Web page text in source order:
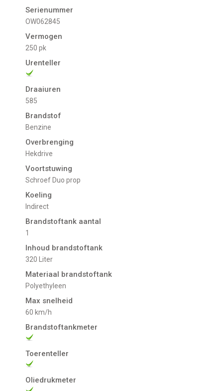
Serienummer
OW062845
Vermogen
250 pk
Urenteller
Draaiuren
585
Brandstof
Benzine
Overbrenging
Hekdrive
Voortstuwing
schroef Duo prop
Koeling
indirect
Brandstoftank aantal
1
Inhoud brandstoftank
320 Liter
Materiaal brandstoftank
Polyethyleen
Max snelheid
60 km/h
Brandstoftankmeter
Toerenteller
Oliedrukmeter